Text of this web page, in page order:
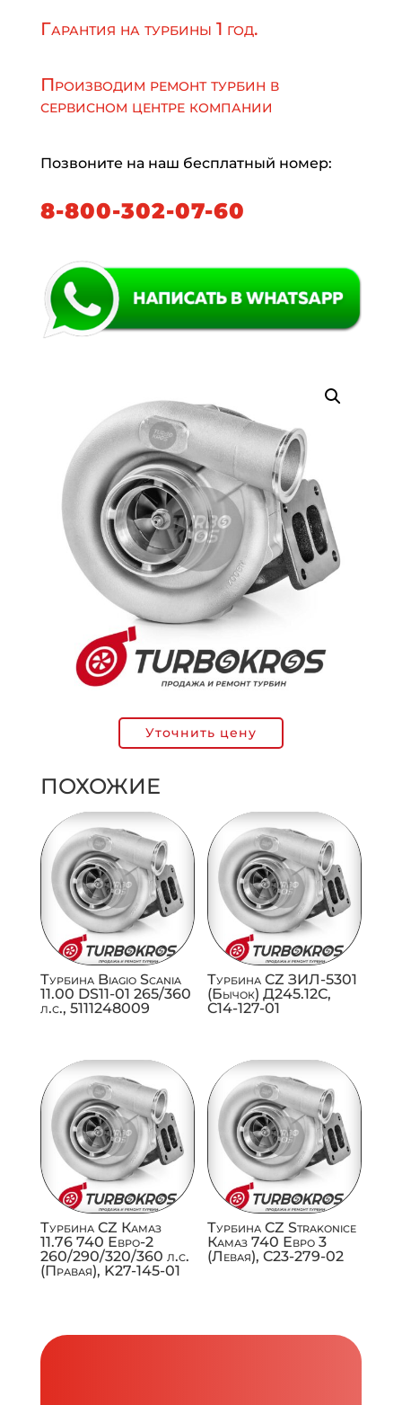
Гарантия на турбины 1 год.
Производим ремонт турбин в
сервисном центре компании
Позвоните на наш бесплатный номер:
8-800-302-07-60
Уточнить цену
ПОХОЖИЕ
Турбина Biagio Scania
11.00 DS11-01 265/360
л.с., 5111248009
Турбина CZ ЗИЛ-5301
(Бычок) Д245.12С,
C14-127-01
Турбина CZ Камаз
11.76 740 Евро-2
260/290/320/360 л.с.
(Правая), K27-145-01
Турбина CZ Strakonice
Камаз 740 Евро 3
(Левая), C23-279-02